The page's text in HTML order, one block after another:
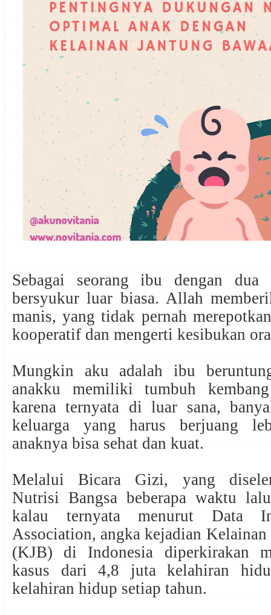
Sebagai seorang ibu dengan
bersyukur luar biasa. Allah
manis, yang tidak pernah
kooperatif dan mengerti kesibukan
Mungkin aku adalah ibu
anakku memiliki tumbuh
karena ternyata di luar sana,
keluarga yang harus berjuang
anaknya bisa sehat dan kuat.
Melalui Bicara Gizi, yang
Nutrisi Bangsa beberapa waktu
kalau ternyata menurut Data
Association, angka kejadian Kelainan
(KJB) di Indonesia diperkirakan
kasus dari 4,8 juta kelahiran
kelahiran hidup setiap tahun.